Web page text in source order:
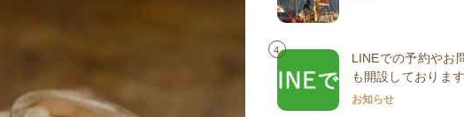
4
LINEでの予約やお
も開設しております
お知らせ